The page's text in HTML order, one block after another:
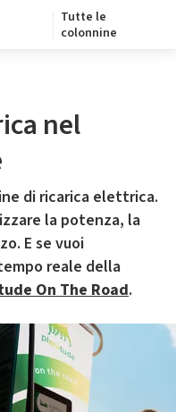
Tutte le
colonnine
nel
di ricarica elettrica.
la potenza, la
E se vuoi
reale della
On The Road.